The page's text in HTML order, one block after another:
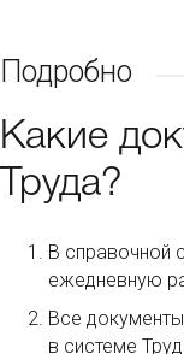
Подробно
Какие
Труда?
В справочной
ежедневную
Все
в системе